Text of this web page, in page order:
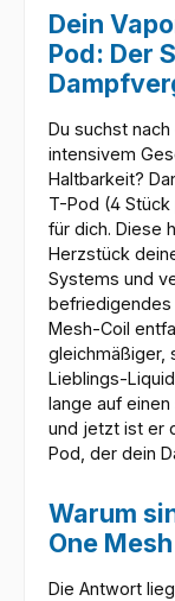
Dein
Pod: Der
Du suchst
intensivem
Haltbarkeit?
T-Pod (4 Stück
für dich. Diese
Herzstück
Systems und
befriedigendes
Mesh-Coil
gleichmäßiger,
Lieblings-
lange auf
und jetzt ist er
Pod, der dein
Warum
One
Die Antwort